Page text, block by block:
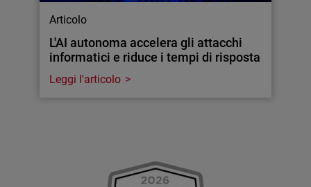
Articolo
L'AI autonoma accelera gli attacchi
informatici e riduce i tempi di risposta
Leggi l'articolo